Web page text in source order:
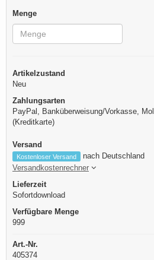
Menge
Artikelzustand
Neu
Zahlungsarten
PayPal, Banküberweisung/Vorkasse,
(Kreditkarte)
Versand
Kostenloser Versand
nach Deutschland
Versandkostenrechner
Lieferzeit
Sofortdownload
Verfügbare Menge
999
Art.-Nr.
405374